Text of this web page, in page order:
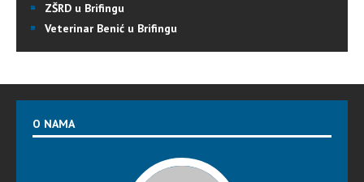
ZŠRD u Brifingu
Veterinar Benić u Brifingu
O NAMA